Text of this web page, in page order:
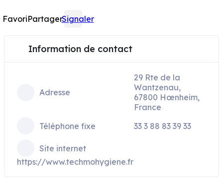
FavoriPartagerSignaler
Information de contact
Adresse
29 Rte de la
Wantzenau,
67800 Hœnheim,
France
Téléphone fixe
33 3 88 83 39 33
Site internet
https://www.techmohygiene.fr